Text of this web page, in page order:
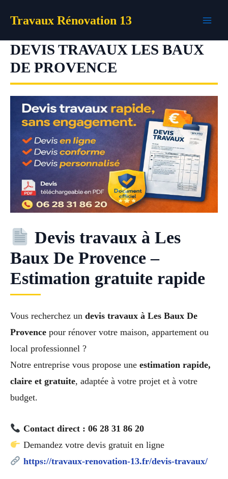
Travaux Rénovation 13
DEVIS TRAVAUX LES BAUX
DE PROVENCE
Devis travaux à Les
Baux De Provence –
Estimation gratuite rapide
Vous recherchez un devis travaux à Les Baux De
Provence pour rénover votre maison, appartement ou
local professionnel ?
Notre entreprise vous propose une estimation rapide,
claire et gratuite, adaptée à votre projet et à votre
budget.
Contact direct : 06 28 31 86 20
Demandez votre devis gratuit en ligne
https://travaux-renovation-13.fr/devis-travaux/